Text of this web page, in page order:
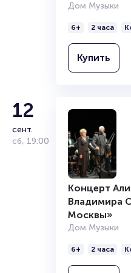
Дом Музыки
6+ 2 часа
Купить
12
сент.
сб, 19:00
Концерт
Владимира
Москвы»
Дом Музыки
6+ 2 часа